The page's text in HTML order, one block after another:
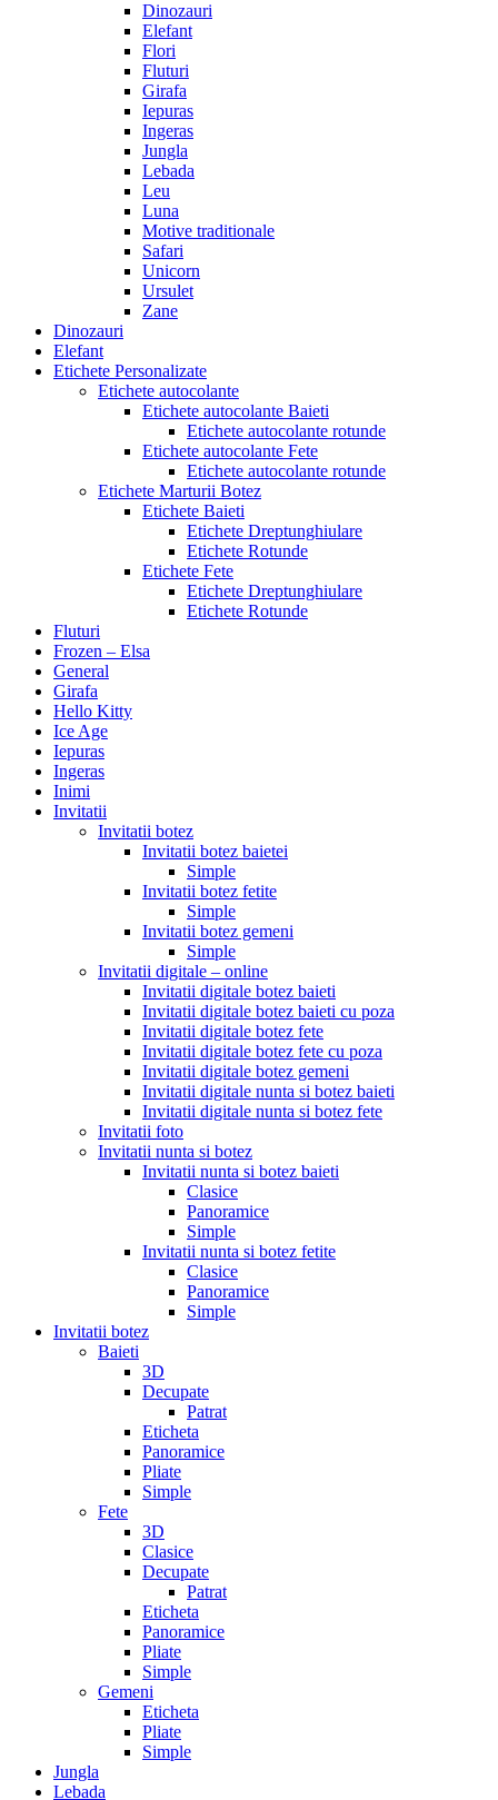
Dinozauri
Elefant
Flori
Fluturi
Girafa
Iepuras
Ingeras
Jungla
Lebada
Leu
Luna
Motive traditionale
Safari
Unicorn
Ursulet
Zane
Dinozauri
Elefant
Etichete Personalizate
Etichete autocolante
Etichete autocolante Baieti
Etichete autocolante rotunde
Etichete autocolante Fete
Etichete autocolante rotunde
Etichete Marturii Botez
Etichete Baieti
Etichete Dreptunghiulare
Etichete Rotunde
Etichete Fete
Etichete Dreptunghiulare
Etichete Rotunde
Fluturi
Frozen – Elsa
General
Girafa
Hello Kitty
Ice Age
Iepuras
Ingeras
Inimi
Invitatii
Invitatii botez
Invitatii botez baietei
Simple
Invitatii botez fetite
Simple
Invitatii botez gemeni
Simple
Invitatii digitale – online
Invitatii digitale botez baieti
Invitatii digitale botez baieti cu poza
Invitatii digitale botez fete
Invitatii digitale botez fete cu poza
Invitatii digitale botez gemeni
Invitatii digitale nunta si botez baieti
Invitatii digitale nunta si botez fete
Invitatii foto
Invitatii nunta si botez
Invitatii nunta si botez baieti
Clasice
Panoramice
Simple
Invitatii nunta si botez fetite
Clasice
Panoramice
Simple
Invitatii botez
Baieti
3D
Decupate
Patrat
Eticheta
Panoramice
Pliate
Simple
Fete
3D
Clasice
Decupate
Patrat
Eticheta
Panoramice
Pliate
Simple
Gemeni
Eticheta
Pliate
Simple
Jungla
Lebada